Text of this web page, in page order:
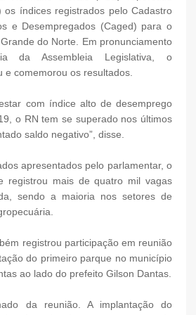
os índices registrados pelo Cadastro
e Desempregados (Caged) para o
do Norte. Em pronunciamento
da Assembleia Legislativa, o
e comemorou os resultados.
com índice alto de desemprego
o RN tem se superado nos últimos
saldo negativo”, disse.
apresentados pelo parlamentar, o
registrou mais de quatro mil vagas
sendo a maioria nos setores de
registrou participação em reunião
do primeiro parque no município
ao lado do prefeito Gilson Dantas.
da reunião. A implantação do